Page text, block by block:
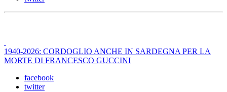
1940-2026: CORDOGLIO ANCHE IN SARDEGNA PER LA
MORTE DI FRANCESCO GUCCINI
facebook
twitter